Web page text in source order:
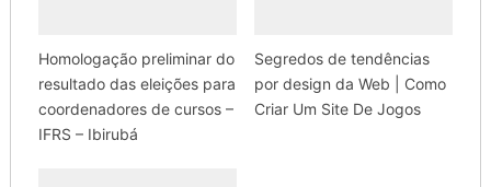
Homologação preliminar do
resultado das eleições para
coordenadores de cursos –
IFRS – Ibirubá
Segredos de tendências
por design da Web | Como
Criar Um Site De Jogos